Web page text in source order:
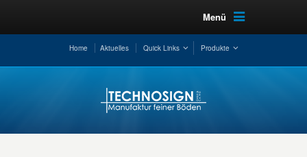
Menü
Home Aktuelles Quick Links Produkte